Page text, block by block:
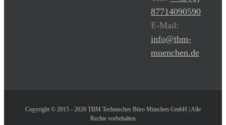
87714090590
E-Mail:
info@tbm-
muenchen.de
Copyright © 2015 - 2026 TBM Technisches Büro München GmbH | Alle
Rechte vorbehalten